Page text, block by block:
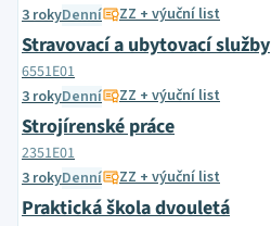
3 rokyDenní ZZ + výuční list
Stravovací a ubytovací služby
6551E01
3 rokyDenní ZZ + výuční list
Strojírenské práce
2351E01
3 rokyDenní ZZ + výuční list
Praktická škola dvouletá